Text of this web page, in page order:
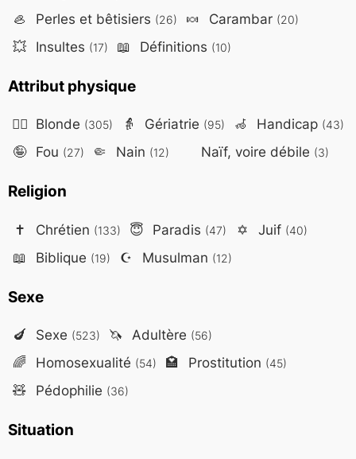
🦪 Perles et bêtisiers (26) 🍬 Carambar (20)
💥 Insultes (17) 📖 Définitions (10)
Attribut physique
👱‍♀️ Blonde (305) 👵 Gériatrie (95) 🦽 Handicap (43)
🤪 Fou (27) 🤏 Nain (12) Naïf, voire débile (3)
Religion
✝️ Chrétien (133) 😇 Paradis (47) ✡️ Juif (40)
📖 Biblique (19) ☪️ Musulman (12)
Sexe
🍆 Sexe (523) 🦄 Adultère (56)
🌈 Homosexualité (54) 🏩 Prostitution (45)
🧸 Pédophilie (36)
Situation